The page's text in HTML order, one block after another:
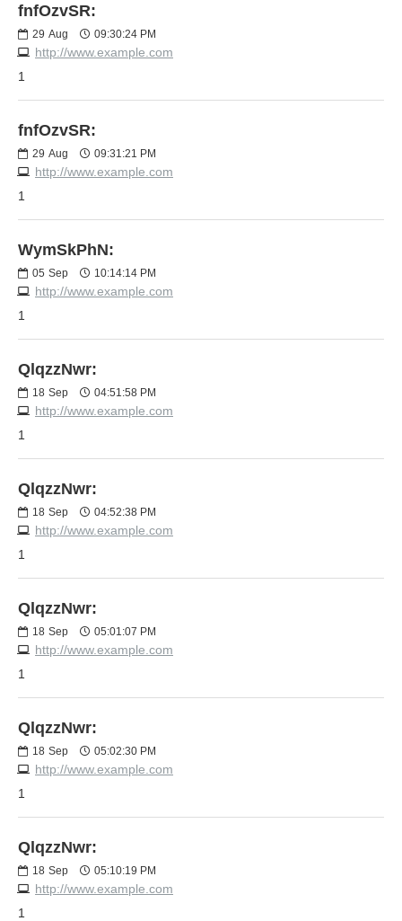
fnfOzvSR:
29 Aug 09:30:24 PM
http://www.example.com
1
fnfOzvSR:
29 Aug 09:31:21 PM
http://www.example.com
1
WymSkPhN:
05 Sep 10:14:14 PM
http://www.example.com
1
QlqzzNwr:
18 Sep 04:51:58 PM
http://www.example.com
1
QlqzzNwr:
18 Sep 04:52:38 PM
http://www.example.com
1
QlqzzNwr:
18 Sep 05:01:07 PM
http://www.example.com
1
QlqzzNwr:
18 Sep 05:02:30 PM
http://www.example.com
1
QlqzzNwr:
18 Sep 05:10:19 PM
http://www.example.com
1